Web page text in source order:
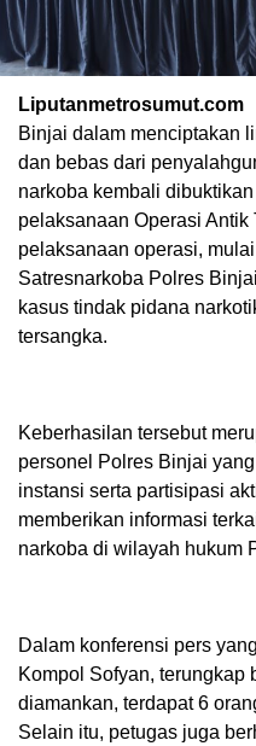
Binjai dalam menciptakan
dan bebas dari
narkoba kembali
pelaksanaan Operasi
pelaksanaan operasi,
Satresnarkoba Polres
kasus tindak pidana
tersangka.
Keberhasilan tersebut
personel Polres Binjai
instansi serta partisipasi
memberikan informasi
narkoba di wilayah hukum
Dalam konferensi pers
Kompol Sofyan, terungkap
diamankan, terdapat 6
Selain itu, petugas juga